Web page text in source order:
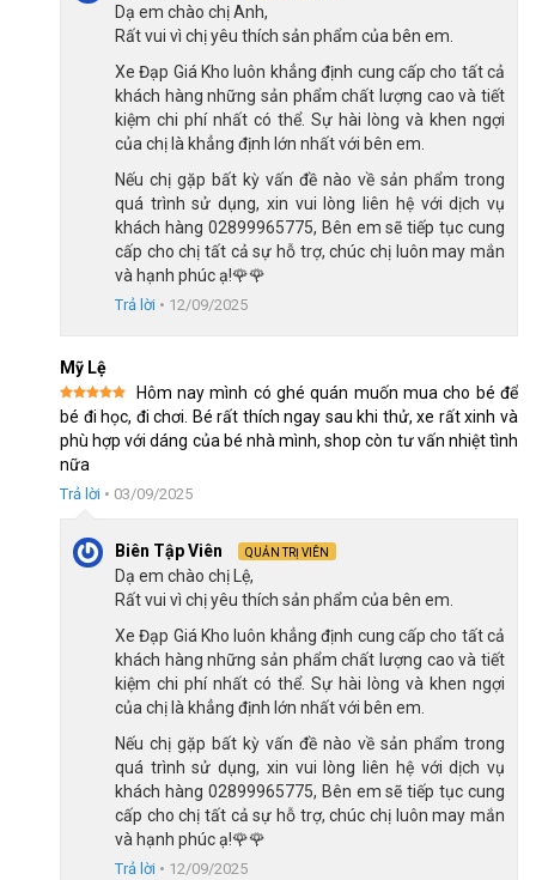
hợp với từng sở thích và cá tính của bé, giúp bé tự tin thể hiện
phong cách của riêng mình.
Bánh xe bám đường tốt
Bánh xe đạp Raccoon Rina 22 inch có kích thước 22×1. 125,
đây là một kích thước bánh xe tương đối rộng so với xe đạp trẻ
em. Bề mặt của bánh xe rộng sẽ giúp tăng diện tích tiếp xúc
mặt đường, từ đó tăng độ bám, chống trơn trượt và mang lại an
toàn cho con khi di chuyển.
Bánh xe tương đối rộng mang lại cảm giác an toàn khi di chuyển
Từ những ưu điểm đã được Xe Đạp Giá Kho phân tích ở trên có
thể thấy xe đạp trẻ em Raccoon Rina 22 inch là một chiếc xe
mà phụ huynh nên cân nhắc để đầu tư cho con mình vừa là
phương tiện di chuyển và vừa giúp con rèn luyện sức khỏe thể
Dạ em chào chị Anh,
Rất vui vì chị yêu thích sản phẩm của bên em.
Xe Đạp Giá Kho luôn khẳng định cung cấp cho tất cả
khách hàng những sản phẩm chất lượng cao và tiết
kiệm chi phí nhất có thể. Sự hài lòng và khen ngợi
của chị là khẳng định lớn nhất với bên em.
Nếu chị gặp bất kỳ vấn đề nào về sản phẩm trong
quá trình sử dụng, xin vui lòng liên hệ với dịch vụ
khách hàng 02899965775, Bên em sẽ tiếp tục cung
cấp cho chị tất cả sự hỗ trợ, chúc chị luôn may mắn
và hạnh phúc ạ!🌹🌹
Trả lời • 12/09/2025
Mỹ Lệ
Được xếp
hạng55
sao
Hôm nay mình có ghé quán muốn mua cho bé để
bé đi học, đi chơi. Bé rất thích ngay sau khi thử, xe rất xinh và
phù hợp với dáng của bé nhà mình, shop còn tư vấn nhiệt tình
nữa
Trả lời • 03/09/2025
Biên Tập Viên QUẢN TRỊ VIÊN
Dạ em chào chị Lệ,
Rất vui vì chị yêu thích sản phẩm của bên em.
Xe Đạp Giá Kho luôn khẳng định cung cấp cho tất cả
khách hàng những sản phẩm chất lượng cao và tiết
kiệm chi phí nhất có thể. Sự hài lòng và khen ngợi
của chị là khẳng định lớn nhất với bên em.
Nếu chị gặp bất kỳ vấn đề nào về sản phẩm trong
quá trình sử dụng, xin vui lòng liên hệ với dịch vụ
khách hàng 02899965775, Bên em sẽ tiếp tục cung
cấp cho chị tất cả sự hỗ trợ, chúc chị luôn may mắn
và hạnh phúc ạ!🌹🌹
Trả lời • 12/09/2025